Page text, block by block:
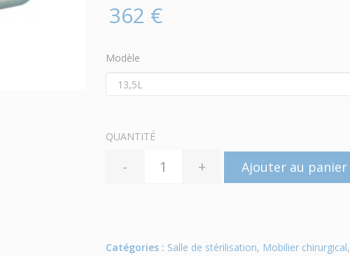
362 €
Modèle
QUANTITÉ
- + Ajouter au panier
Catégories : Salle de stérilisation, Mobilier chirurgical,